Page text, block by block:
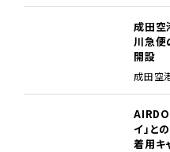
成田空
川急便
開設
成田空
AIRDO
イ」と
着用キ